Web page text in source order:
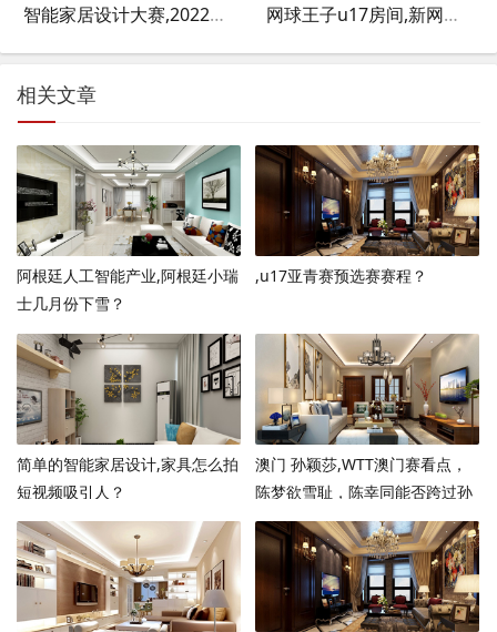
智能家居设计大赛,2022u20女足世界杯哪里可以看？ 网球王子u17房间,新网球王子中参加U17代表选拔训练的是哪50人？
相关文章
阿根廷人工智能产业,阿根廷小瑞
士几月份下雪？
,u17亚青赛预选赛赛程？
简单的智能家居设计,家具怎么拍
短视频吸引人？
澳门 孙颖莎,WTT澳门赛看点，
陈梦欲雪耻，陈幸同能否跨过孙
颖莎这座大山？